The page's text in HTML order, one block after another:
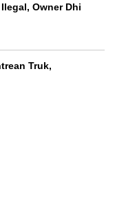
Owner Dhi
Truk,